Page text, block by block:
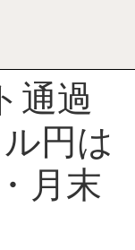
通過
円は
月末